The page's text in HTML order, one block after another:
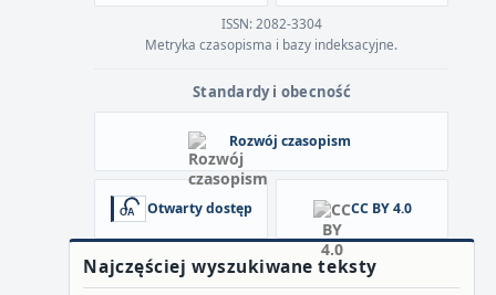
ISSN: 2082-3304
Metryka czasopisma i bazy indeksacyjne.
Standardy i obecność
Rozwój czasopism
Otwarty dostęp CC BY 4.0
Najczęściej wyszukiwane teksty